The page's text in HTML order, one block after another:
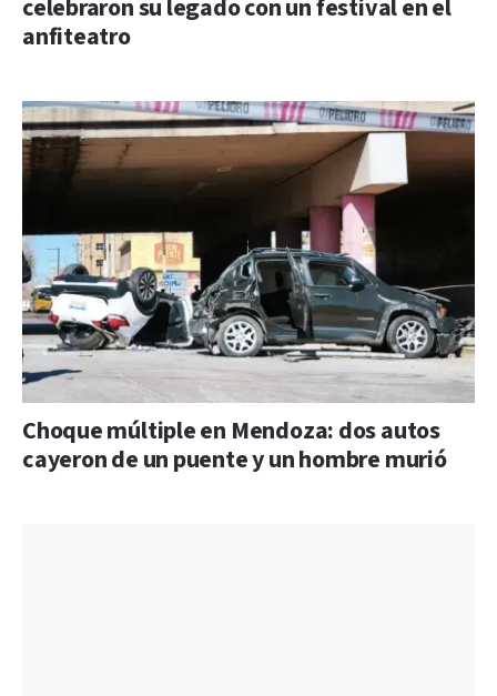
celebraron su legado con un festival en el
anfiteatro
Choque múltiple en Mendoza: dos autos
cayeron de un puente y un hombre murió